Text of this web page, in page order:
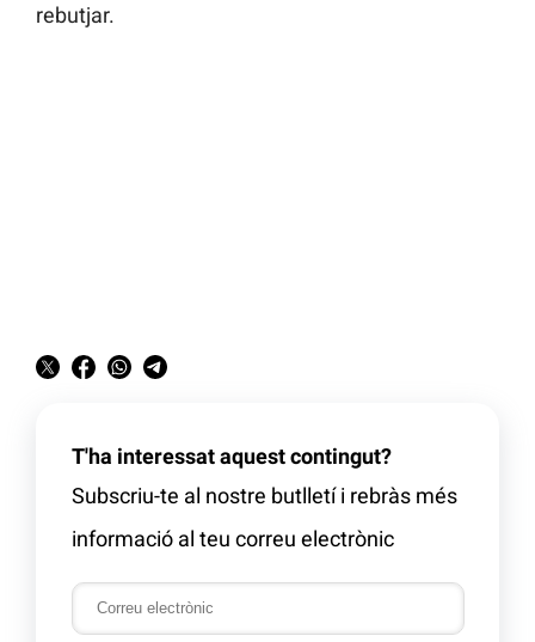
rebutjar.
T'ha interessat aquest contingut?
Subscriu-te al nostre butlletí i rebràs més
informació al teu correu electrònic